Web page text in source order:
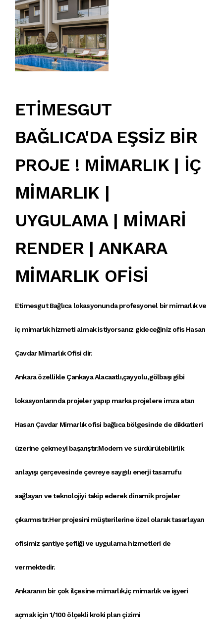
ETİMESGUT
BAĞLICA'DA EŞSİZ BİR
PROJE ! MİMARLIK | İÇ
MİMARLIK |
UYGULAMA | MİMARİ
RENDER | ANKARA
MİMARLIK OFİSİ
Etimesgut Bağlıca lokasyonunda profesyonel bir mimarlık ve
iç mimarlık hizmeti almak istiyorsanız gideceğiniz ofis Hasan
Çavdar Mimarlık Ofisi dir.
Ankara özellikle Çankaya Alacaatlı,çayyolu,gölbaşı gibi
lokasyonlarında projeler yapıp marka projelere imza atan
Hasan Çavdar Mimarlık ofisi bağlıca bölgesinde de dikkatleri
üzerine çekmeyi başarıştır.Modern ve sürdürülebilirlik
anlayışı çerçevesinde çevreye saygılı enerji tasarrufu
sağlayan ve teknolojiyi takip ederek dinamik projeler
çıkarmıstır.Her projesini müşterilerine özel olarak tasarlayan
ofisimiz şantiye şefliği ve uygulama hizmetleri de
vermektedir.
Ankaranın bir çok ilçesine mimarlık,iç mimarlıkve işyeri
açmak için 1/100 ölçekli kroki plan çizimi